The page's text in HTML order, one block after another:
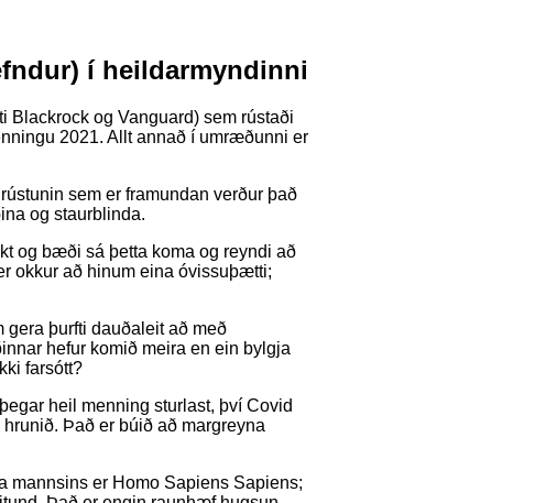
í heildarmyndinni
og Vanguard) sem rústaði
2021. Allt annað í umræðunni er
sem er framundan verður það
og staurblinda.
og bæði sá þetta koma og reyndi að
okkur að hinum eina óvissuþætti;
gera þurfti dauðaleit að með
hefur komið meira en ein bylgja
farsótt?
heil menning sturlast, því Covid
Það er búið að margreyna
mannsins er Homo Sapiens Sapiens;